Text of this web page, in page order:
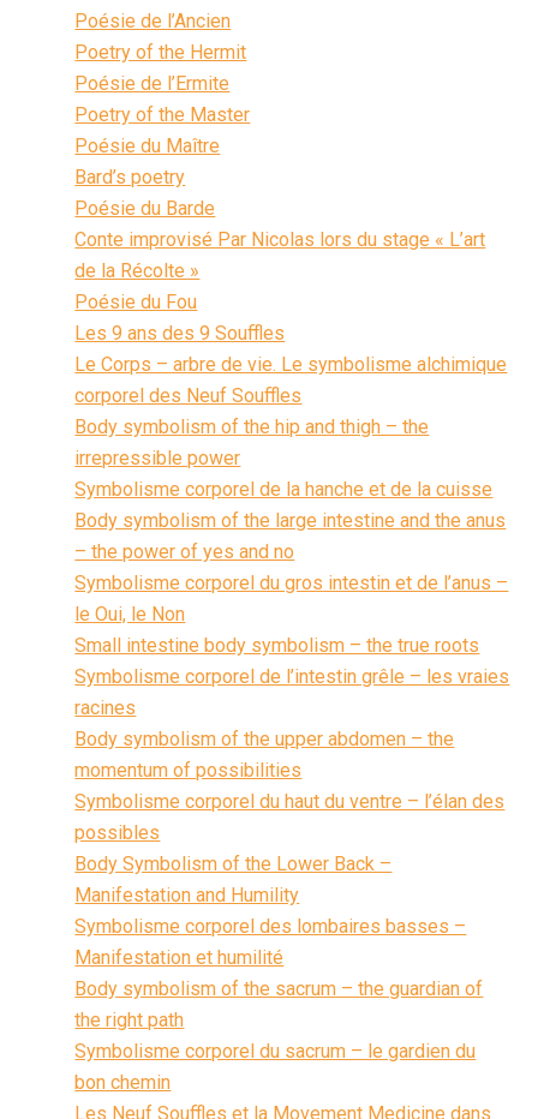
Poésie de l’Ancien
Poetry of the Hermit
Poésie de l’Ermite
Poetry of the Master
Poésie du Maître
Bard’s poetry
Poésie du Barde
Conte improvisé Par Nicolas lors du stage « L’art
de la Récolte »
Poésie du Fou
Les 9 ans des 9 Souffles
Le Corps – arbre de vie. Le symbolisme alchimique
corporel des Neuf Souffles
Body symbolism of the hip and thigh – the
irrepressible power
Symbolisme corporel de la hanche et de la cuisse
Body symbolism of the large intestine and the anus
– the power of yes and no
Symbolisme corporel du gros intestin et de l’anus –
le Oui, le Non
Small intestine body symbolism – the true roots
Symbolisme corporel de l’intestin grêle – les vraies
racines
Body symbolism of the upper abdomen – the
momentum of possibilities
Symbolisme corporel du haut du ventre – l’élan des
possibles
Body Symbolism of the Lower Back –
Manifestation and Humility
Symbolisme corporel des lombaires basses –
Manifestation et humilité
Body symbolism of the sacrum – the guardian of
the right path
Symbolisme corporel du sacrum – le gardien du
bon chemin
Les Neuf Souffles et la Movement Medicine dans